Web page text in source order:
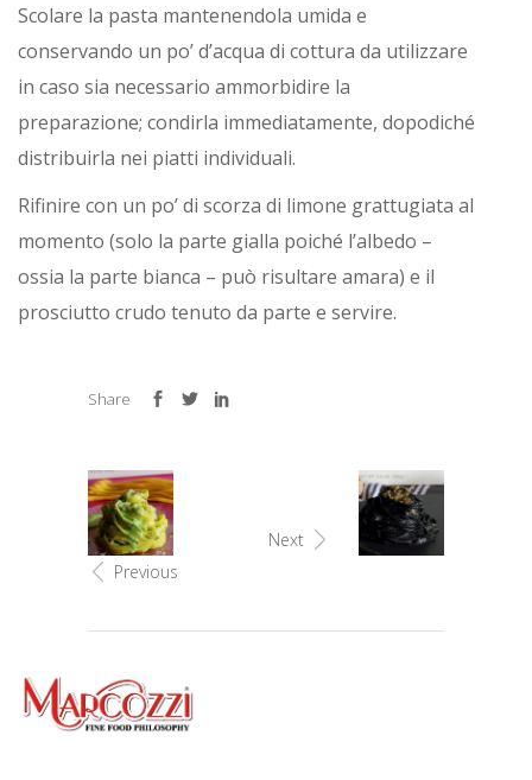
Scolare la pasta mantenendola umida e
conservando un po’ d’acqua di cottura da utilizzare
in caso sia necessario ammorbidire la
preparazione; condirla immediatamente, dopodiché
distribuirla nei piatti individuali.
Rifinire con un po’ di scorza di limone grattugiata al
momento (solo la parte gialla poiché l’albedo –
ossia la parte bianca – può risultare amara) e il
prosciutto crudo tenuto da parte e servire.
Share
Previous
Next